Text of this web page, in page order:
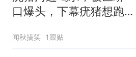
口爆头，下幕疣猪想跑也
闻秋搞笑 1跟贴